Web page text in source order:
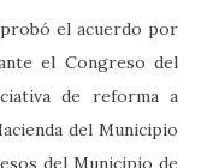
el acuerdo por
el Congreso del
de reforma a
del Municipio
del Municipio de